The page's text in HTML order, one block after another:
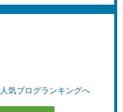
人気ブログランキングへ